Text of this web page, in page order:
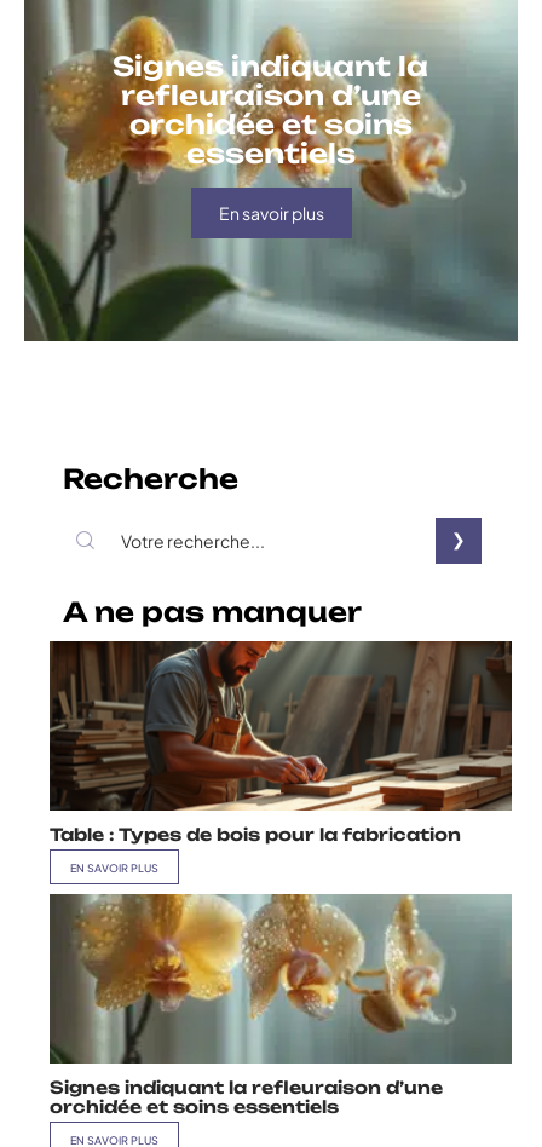
Signes indiquant la
refleuraison d’une
orchidée et soins
essentiels
En savoir plus
Recherche
A ne pas manquer
Table : Types de bois pour la fabrication
EN SAVOIR PLUS
Signes indiquant la refleuraison d’une
orchidée et soins essentiels
EN SAVOIR PLUS